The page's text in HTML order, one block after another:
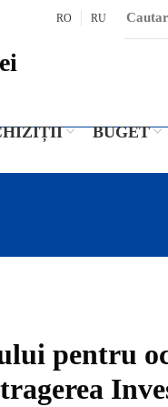
RO RU
BUGET
pentru